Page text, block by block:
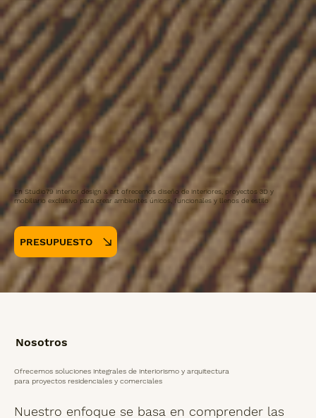
En Studio79 interior design & art ofrecemos diseño de interiores, proyectos 3D y
mobiliario exclusivo para crear ambientes únicos, funcionales y llenos de estilo
PRESUPUESTO
Nosotros
Ofrecemos soluciones integrales de interiorismo y arquitectura
para proyectos residenciales y comerciales
Nuestro enfoque se basa en comprender las